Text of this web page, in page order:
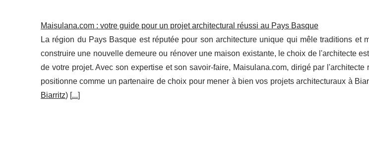
Maisulana.com : votre guide pour un projet architectural réussi au Pays Basque
La région du Pays Basque est réputée pour son architecture unique qui mêle traditions et
construire une nouvelle demeure ou rénover une maison existante, le choix de l'architecte
de votre projet. Avec son expertise et son savoir-faire, Maisulana.com, dirigé par l'architecte
positionne comme un partenaire de choix pour mener à bien vos projets architecturaux à
Biarritz) [...]